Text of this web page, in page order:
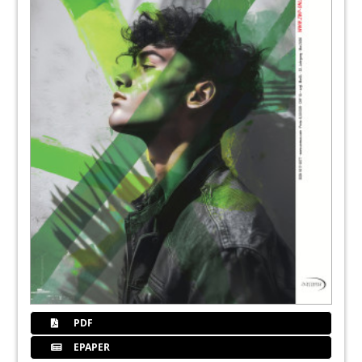
Fokus: Diagnostik in der Zahnmedizin
Redaktion
Das orale Mikrobiom – Parodontitis gezielt
diagnostizieren und behandeln
Dr. Sylke Dombrowa
Dürr Dental AG
56 Interview: Digitale Volumentomografie
versus Computertomografie
Prof. Dr. Hans Behrbohm
60Fokus: Dentalwelt
Prof. Dr. Hans Behrbohm und Jens Runge im
Gespräch
64 Interview: Serviceträume unkompliziert
PDF
EPAPER